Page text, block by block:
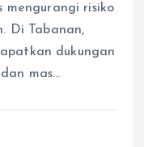
mengurangi risiko
Di Tabanan,
dukungan
mas…